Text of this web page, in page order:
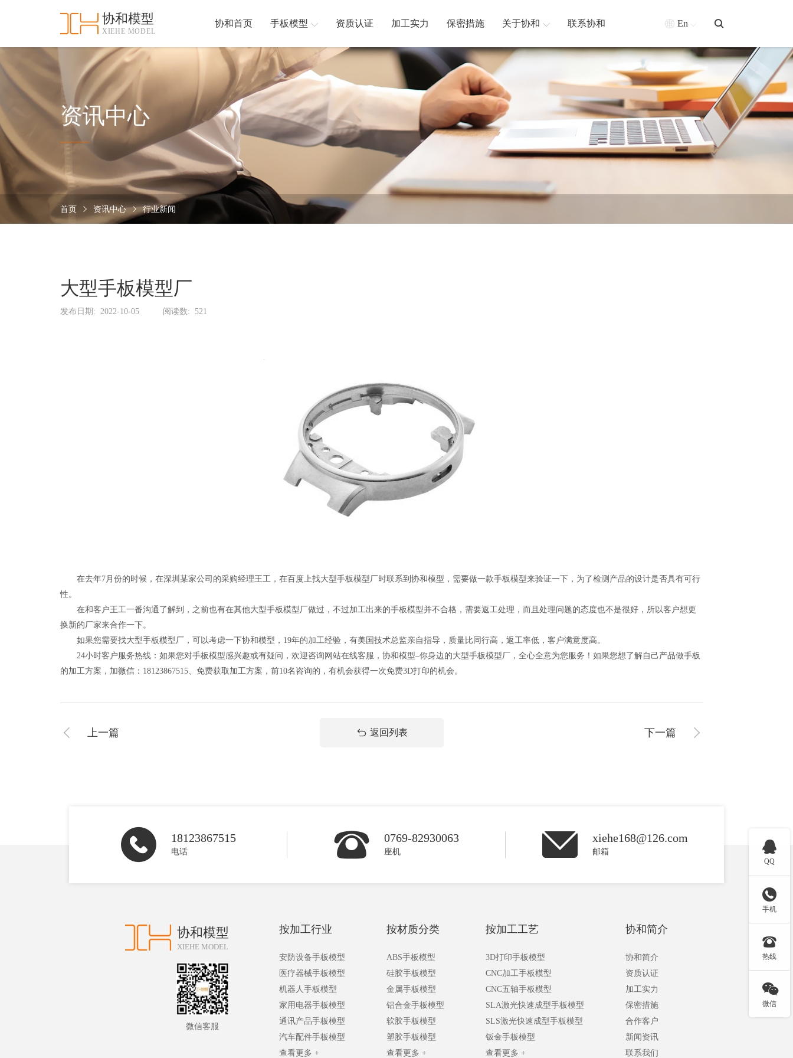
协和模型
XIEHE MODEL
协和首页 手板模型 资质认证 加工实力 保密措施 关于协和 联系协和 En
资讯中心
首页 资讯中心 行业新闻
大型手板模型厂
发布日期: 2022-10-05 阅读数: 521
在去年7月份的时候，在深圳某家公司的采购经理王工，在百度上找大型手板模型厂时联系到协和模型，需要做一款手板模型来验证一下，为了检测产品的设计是否具有可行
性。
在和客户王工一番沟通了解到，之前也有在其他大型手板模型厂做过，不过加工出来的手板模型并不合格，需要返工处理，而且处理问题的态度也不是很好，所以客户想更
换新的厂家来合作一下。
如果您需要找大型手板模型厂，可以考虑一下协和模型，19年的加工经验，有美国技术总监亲自指导，质量比同行高，返工率低，客户满意度高。
24小时客户服务热线：如果您对手板模型感兴趣或有疑问，欢迎咨询网站在线客服，协和模型–你身边的大型手板模型厂，全心全意为您服务！如果您想了解自己产品做手板
的加工方案，加微信：18123867515、免费获取加工方案，前10名咨询的，有机会获得一次免费3D打印的机会。
上一篇 返回列表 下一篇
18123867515
电话
0769-82930063
座机
xiehe168@126.com
邮箱
协和模型
XIEHE MODEL
微信客服
按加工行业
安防设备手板模型
医疗器械手板模型
机器人手板模型
家用电器手板模型
通讯产品手板模型
汽车配件手板模型
查看更多 +
按材质分类
ABS手板模型
硅胶手板模型
金属手板模型
铝合金手板模型
软胶手板模型
塑胶手板模型
查看更多 +
按加工工艺
3D打印手板模型
CNC加工手板模型
CNC五轴手板模型
SLA激光快速成型手板模型
SLS激光快速成型手板模型
钣金手板模型
查看更多 +
协和简介
协和简介
资质认证
加工实力
保密措施
合作客户
新闻资讯
联系我们
和
首
页
手
型
资
认
加
实
保
密
施

QQ

手机

热线

微信